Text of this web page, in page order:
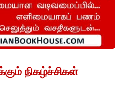
நிகழ்ச்சிகள்